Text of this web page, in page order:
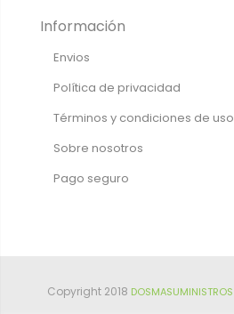
Información
Envios
Política de privacidad
Términos y condiciones de uso
Sobre nosotros
Pago seguro
Copyright 2018 DOSMASUMINISTROS